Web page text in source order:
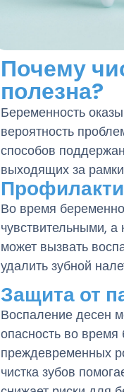
Почему
полезна?
Беременность
вероятность
способов
выходящих за
Во время
чувствительными, а
может вызвать
удалить зубной
Защита от
Воспаление десен
опасность во время
преждевременных
чистка зубов